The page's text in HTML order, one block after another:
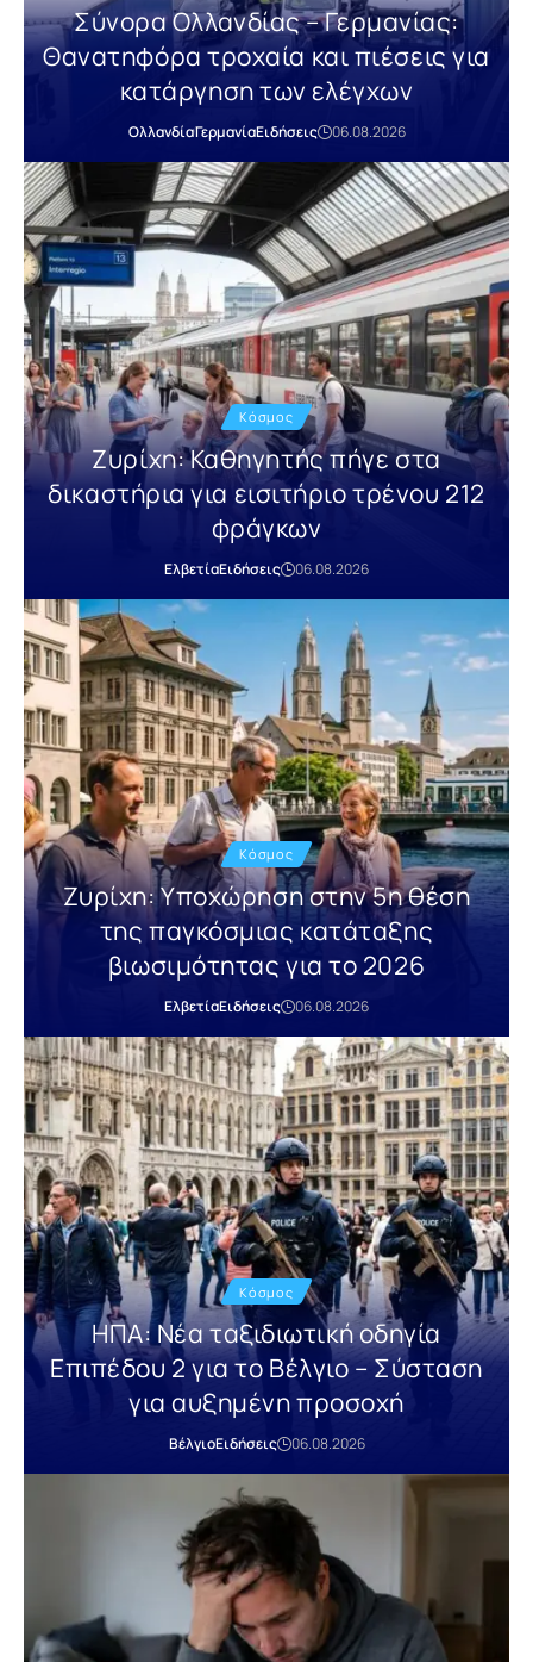
Σύνορα Ολλανδίας – Γερμανίας:
Θανατηφόρα τροχαία και πιέσεις για
κατάργηση των ελέγχων
ΟλλανδίαΓερμανίαΕιδήσεις 06.08.2026
Κόσμος
Ζυρίχη: Καθηγητής πήγε στα
δικαστήρια για εισιτήριο τρένου 212
φράγκων
ΕλβετίαΕιδήσεις 06.08.2026
Κόσμος
Ζυρίχη: Υποχώρηση στην 5η θέση
της παγκόσμιας κατάταξης
βιωσιμότητας για το 2026
ΕλβετίαΕιδήσεις 06.08.2026
Κόσμος
ΗΠΑ: Νέα ταξιδιωτική οδηγία
Επιπέδου 2 για το Βέλγιο – Σύσταση
για αυξημένη προσοχή
ΒέλγιοΕιδήσεις 06.08.2026